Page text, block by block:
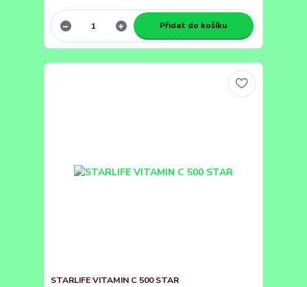
Přidat do košíku
STARLIFE VITAMIN C 500 STAR